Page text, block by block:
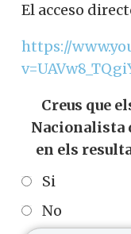
El acceso
https://
Creus que
Nacionalista
en els
Si
No